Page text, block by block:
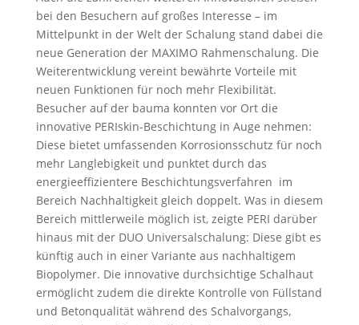
bei den Besuchern auf großes Interesse – im
Mittelpunkt in der Welt der Schalung stand dabei die
neue Generation der MAXIMO Rahmenschalung. Die
Weiterentwicklung vereint bewährte Vorteile mit
neuen Funktionen für noch mehr Flexibilität.
Besucher auf der bauma konnten vor Ort die
innovative PERIskin-Beschichtung in Auge nehmen:
Diese bietet umfassenden Korrosionsschutz für noch
mehr Langlebigkeit und punktet durch das
energieeffizientere Beschichtungsverfahren im
Bereich Nachhaltigkeit gleich doppelt. Was in diesem
Bereich mittlerweile möglich ist, zeigte PERI darüber
hinaus mit der DUO Universalschalung: Diese gibt es
künftig auch in einer Variante aus nachhaltigem
Biopolymer. Die innovative durchsichtige Schalhaut
ermöglicht zudem die direkte Kontrolle von Füllstand
und Betonqualität während des Schalvorgangs,